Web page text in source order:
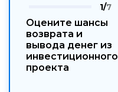
1/7
Оцените шансы
возврата и
вывода денег из
инвестиционного
проекта